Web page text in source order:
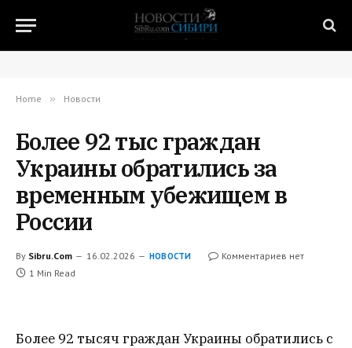
Home » Новости
Более 92 тыс граждан
Украины обратились за
временным убежищем в
России
By Sibru.Com 16.02.2026 НОВОСТИ
Комментариев нет
1 Min Read
Более 92 тысяч граждан Украины обратились с